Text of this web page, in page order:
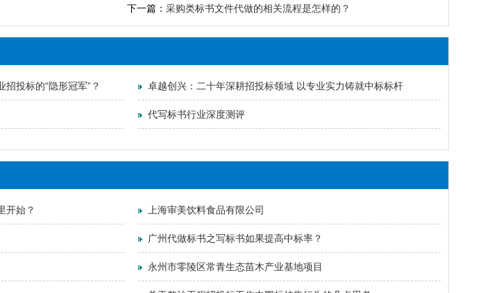
下一篇： 采购类标书文件代做的相关流程是怎样的？
投标的“隐形冠军”？ 卓越创兴：二十年深耕招投标领域 以专业实力铸就中标标杆
代写标书行业深度测评
开始？ 上海审美饮料食品有限公司
广州代做标书之写标书如果提高中标率？
永州市零陵区常青生态苗木产业基地项目